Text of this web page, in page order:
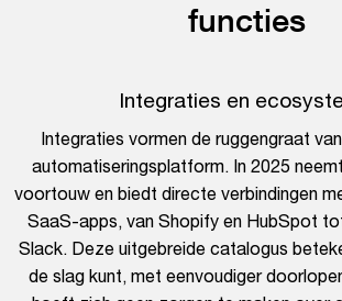
functies
Integraties en
Integraties vormen de ruggengraat
automatiseringsplatform. In 2025
voortouw en biedt directe verbindingen
SaaS-apps, van Shopify en HubSpot
Slack. Deze uitgebreide catalogus
de slag kunt, met eenvoudiger